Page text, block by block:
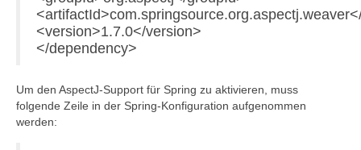
<version>1.7.0</version>
</dependency>
Um den AspectJ-Support für Spring zu aktivieren, muss
folgende Zeile in der Spring-Konfiguration aufgenommen
werden: